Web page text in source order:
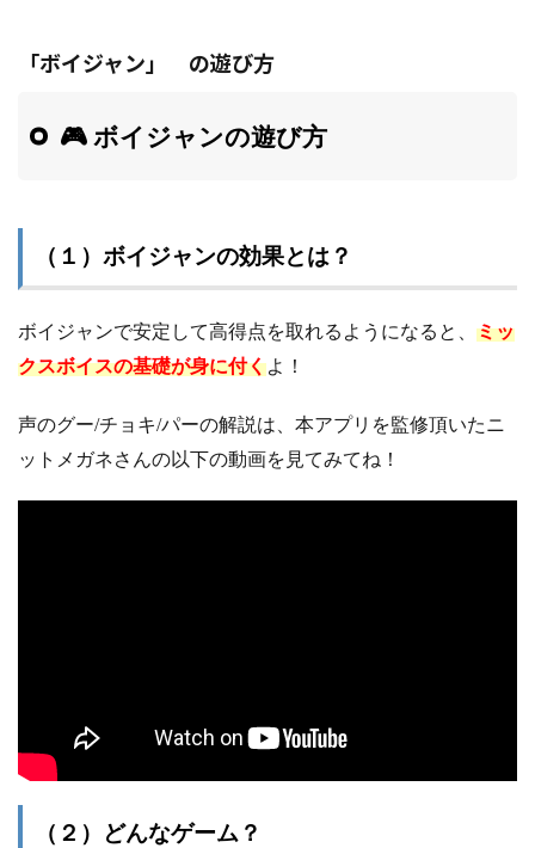
「ボイジャン」 の遊び方
🎮 ボイジャンの遊び方
（１）ボイジャンの効果とは？
ボイジャンで安定して高得点を取れるようになると、 ミッ
クスボイスの基礎が身に付くよ！
声のグー/チョキ/パーの解説は、本アプリを監修頂いたニ
ットメガネさんの以下の動画を見てみてね！
（２）どんなゲーム？